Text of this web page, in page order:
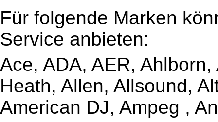
Für folgende Marken
Service anbieten:
Ace, ADA, AER,
Heath, Allen, Allsound,
American DJ, Ampeg ,